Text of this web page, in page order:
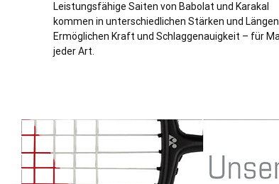
Leistungsfähige Saiten von Babolat und Karakal
kommen in unterschiedlichen Stärken und Längen.
Ermöglichen Kraft und Schlaggenauigkeit – für
jeder Art.